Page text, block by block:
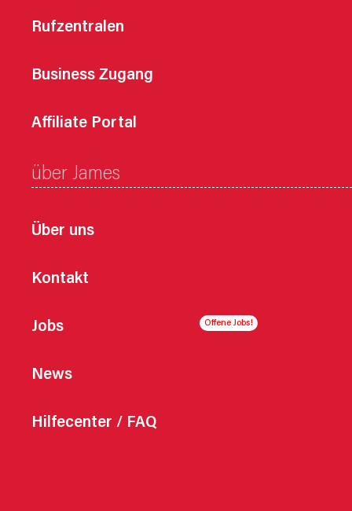
Rufzentralen
Business Zugang
Affiliate Portal
über James
Über uns
Kontakt
Jobs
News
Hilfecenter / FAQ